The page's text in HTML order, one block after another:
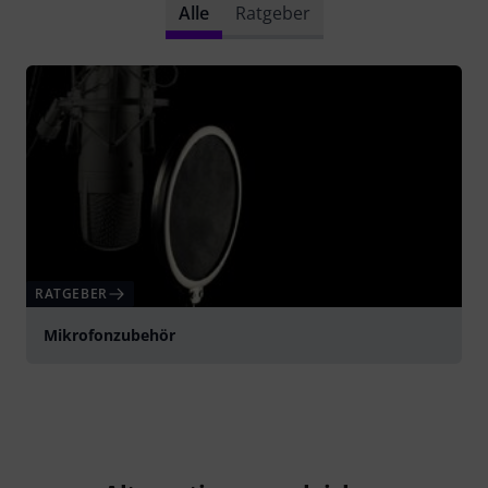
Alle Ratgeber
RATGEBER
Mikrofonzubehör